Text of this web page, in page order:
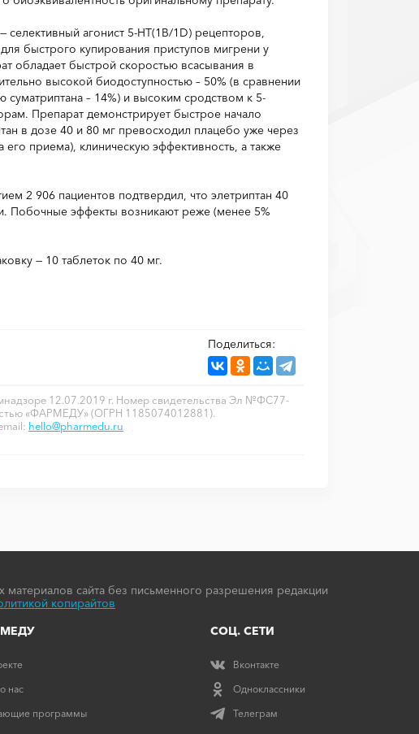
селективный агонист 5-HT(1B/1D) рецепторов,
быстрого купирования приступов мигрени у
обладает быстрой скоростью всасывания в
высокой биодоступностью – 50% (в сравнении
суматриптана – 14%) и высоким сродством к 5-
Препарат демонстрирует быстрое начало
в дозе 40 и 80 мг превосходил плацебо уже через
приема), клиническую эффективность, а также
2 906 пациентов подтвердил, что элетриптан 40
Побочные эффекты возникают реже (менее 5%
— 10 таблеток по 40 мг.
Поделиться:
12.07.2019 г. Номер свидетельства Эл №ФС77-
«ФАРМЕДУ» (ОГРН 1185074012881).
email: hello@pharmedu.ru
сайта без письменного разрешения редакции
копирайтов
нас
программы
СОЦ. СЕТИ
Вконтакте
Одноклассники
Телеграм